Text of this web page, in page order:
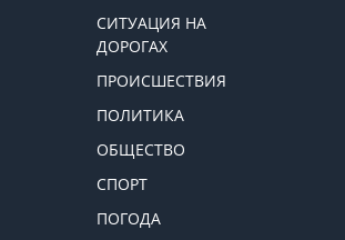
СИТУАЦИЯ НА
ДОРОГАХ
ПРОИСШЕСТВИЯ
ПОЛИТИКА
ОБЩЕСТВО
СПОРТ
ПОГОДА